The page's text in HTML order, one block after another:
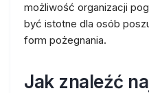
możliwość organizacji
być istotne dla osób
form pożegnania.
Jak znaleźć